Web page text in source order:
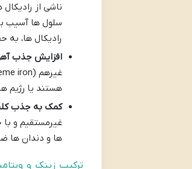
ناشی از
رادیکال ها،
افزایش جذب
هستند یا رژیم
کمک به جذب
غیرمستقیم و
ها و دندان ها